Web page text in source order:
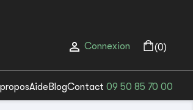
 Connexion (0)
Aide BlogContact 09 50 85 70 00